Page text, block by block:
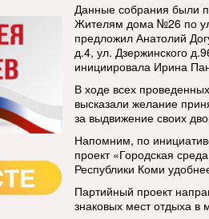
Данные собрания были
Жителям дома №26 по
предложил Анатолий
д.4, ул. Дзержинского
инициировала Ирина
В ходе всех
высказали желание
за выдвижение своих
Напомним, по
проект «Городская
Республики Коми
Партийный проект
знаковых мест отдыха в